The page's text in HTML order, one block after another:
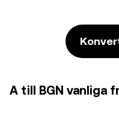
A till BGN vanliga